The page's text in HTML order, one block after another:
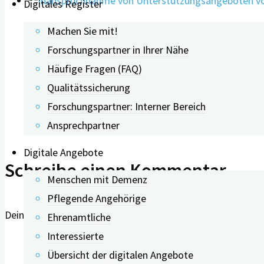
Digitales Register
Machen Sie mit!
Forschungspartner in Ihrer Nähe
Häufige Fragen (FAQ)
Qualitätssicherung
Forschungspartner: Interner Bereich
Ansprechpartner
Digitale Angebote
Menschen mit Demenz
Pflegende Angehörige
Ehrenamtliche
Interessierte
Übersicht der digitalen Angebote
Inanspruchnahme von
Beeinträchtigungen und
05.10.2023
Schreibe einen Kommentar
Deine E-Mail-Adresse wird nicht veröffentlicht.